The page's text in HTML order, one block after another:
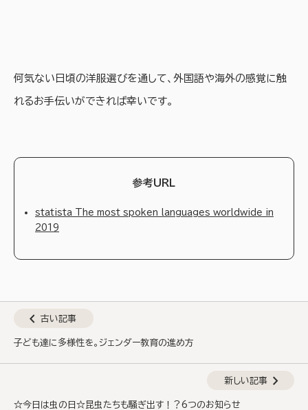
何気ない日頃の洋服選びを通して、外国語や海外の感覚に触
れるお手伝いができれば幸いです。
参考URL
statista The most spoken languages worldwide in
2019
chevron_left 古い記事
子ども達に多様性を。ジェンダー教育の進め方
新しい記事 chevron_right
☆今日は虫の日☆昆虫たちも騒ぎ出す！？6つのお知らせ